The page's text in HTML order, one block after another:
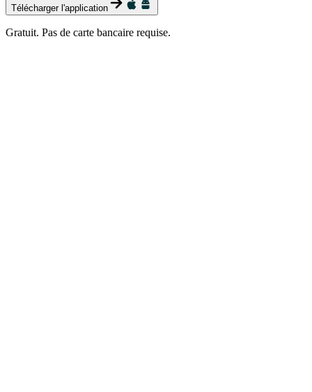
Télécharger l'application
Gratuit. Pas de carte bancaire requise.